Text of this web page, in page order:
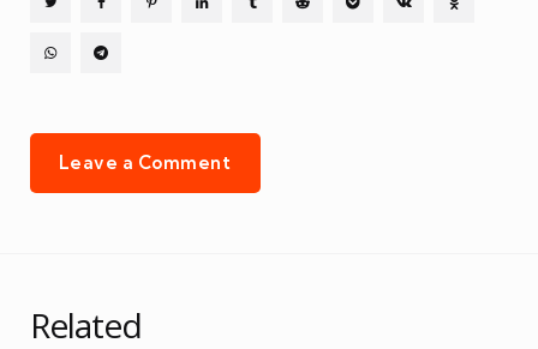
Leave a Comment
Related